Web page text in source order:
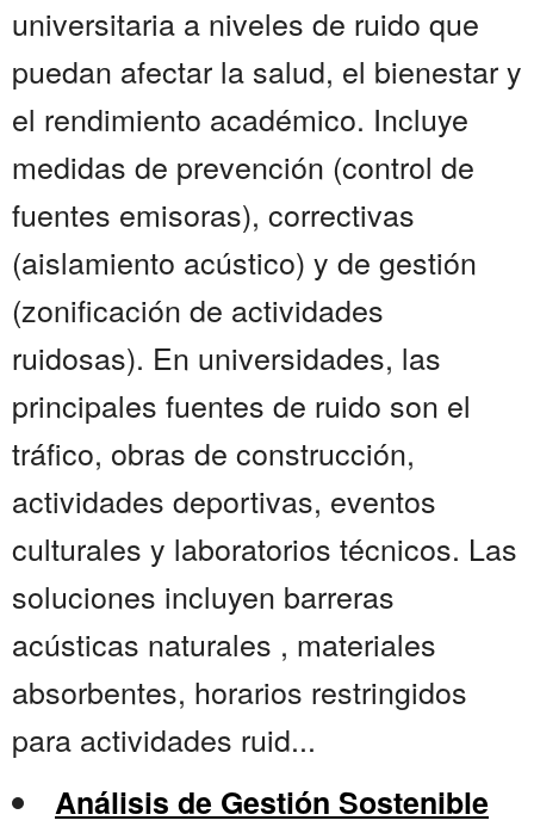
universitaria a niveles de ruido que
puedan afectar la salud, el bienestar y
el rendimiento académico. Incluye
medidas de prevención (control de
fuentes emisoras), correctivas
(aislamiento acústico) y de gestión
(zonificación de actividades
ruidosas). En universidades, las
principales fuentes de ruido son el
tráfico, obras de construcción,
actividades deportivas, eventos
culturales y laboratorios técnicos. Las
soluciones incluyen barreras
acústicas naturales , materiales
absorbentes, horarios restringidos
para actividades ruid...
Análisis de Gestión Sostenible